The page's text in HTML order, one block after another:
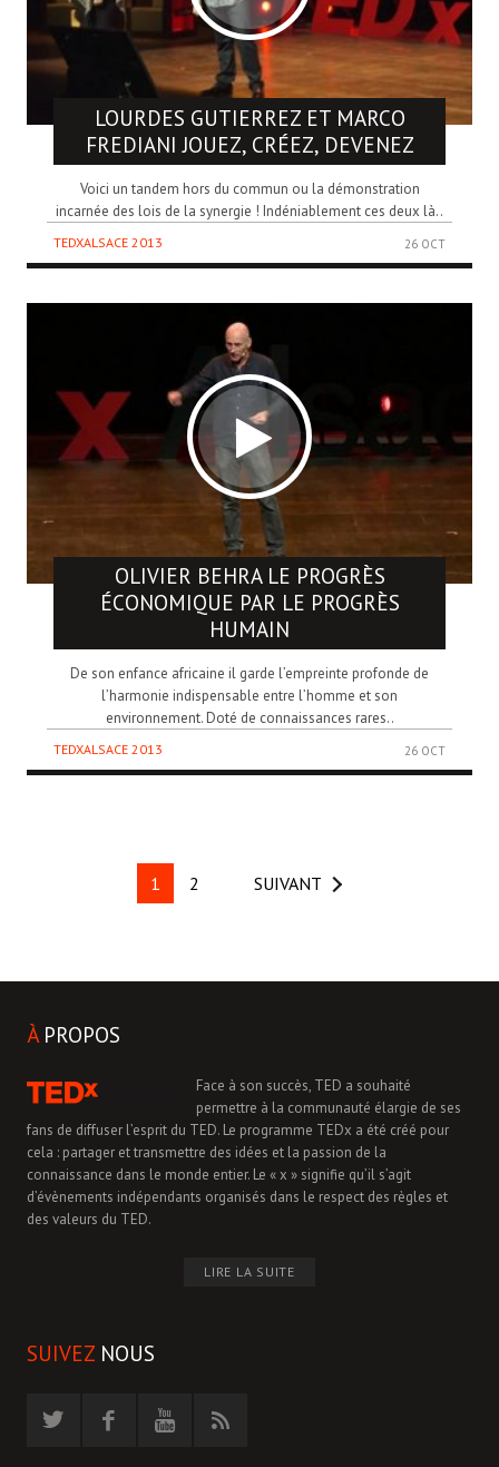
LOURDES GUTIERREZ ET MARCO
FREDIANI JOUEZ, CRÉEZ, DEVENEZ
Voici un tandem hors du commun ou la démonstration
incarnée des lois de la synergie ! Indéniablement ces deux là..
TEDXALSACE 2013 26 OCT
OLIVIER BEHRALE PROGRÈS
ÉCONOMIQUE PAR LE PROGRÈS
HUMAIN
De son enfance africaine il garde l’empreinte profonde de
l’harmonie indispensable entre l’homme et son
environnement. Doté de connaissances rares..
TEDXALSACE 2013 26 OCT
1 2 SUIVANT
ÀPROPOS
Face à son succès, TED a souhaité
permettre à la communauté élargie de ses
fans de diffuser l’esprit du TED. Le programme TEDx a été créé pour
cela : partager et transmettre des idées et la passion de la
connaissance dans le monde entier. Le « x » signifie qu’il s’agit
d’évènements indépendants organisés dans le respect des règles et
des valeurs du TED.
LIRE LA SUITE
SUIVEZ NOUS